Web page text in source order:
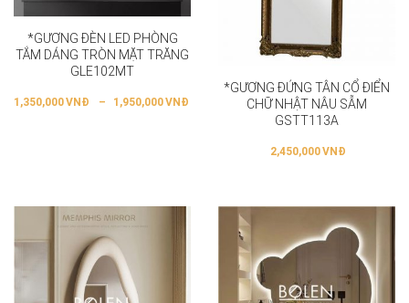
*GƯƠNG ĐÈN LED PHÒNG
TẮM DÁNG TRÒN MẶT TRĂNG
GLE102MT
1,350,000VNĐ – 1,950,000VNĐ
*GƯƠNG ĐỨNG TÂN CỔ ĐIỂN
CHỮ NHẬT NÂU SẪM
GSTT113A
2,450,000VNĐ